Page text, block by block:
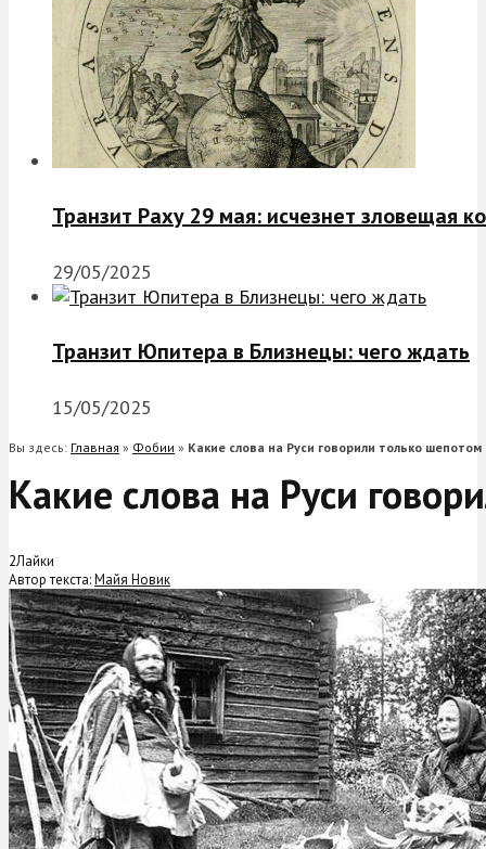
Транзит Раху 29 мая: исчезнет зловещая
29/05/2025
Транзит Юпитера в Близнецы: чего ждать
15/05/2025
Вы здесь: Главная » Фобии » Какие слова на Руси говорили только шепотом
Какие слова на Руси
2Лайки
Автор текста:Майя Новик